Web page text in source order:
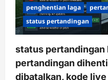
penghentian laga
status pertandingan
status pertandingan
pertandingan
dibatalkan, kode